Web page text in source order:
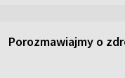
Porozmawiajmy o